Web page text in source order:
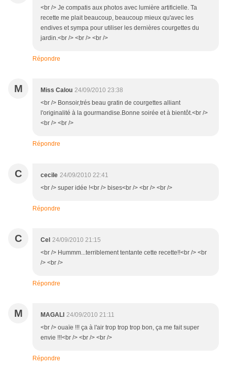
<br /> Je compatis aux photos avec lumière artificielle. Ta
recette me plait beaucoup, beaucoup mieux qu'avec les
endives et sympa pour utiliser les dernières courgettes du
jardin.<br /> <br /> <br />
Répondre
M Miss Calou 24/09/2010 23:38
<br /> Bonsoir,trés beau gratin de courgettes alliant
l'originalité à la gourmandise.Bonne soirée et à bientôt.<br />
<br /> <br />
Répondre
C cecile 24/09/2010 22:41
<br /> super idée !<br /> bises<br /> <br /> <br />
Répondre
C Cel 24/09/2010 21:15
<br /> Hummm...terriblement tentante cette recette!!<br /> <br
/> <br />
Répondre
M MAGALI 24/09/2010 21:11
<br /> ouaïe !!! ça à l'air trop trop trop bon, ça me fait super
envie !!!<br /> <br /> <br />
Répondre